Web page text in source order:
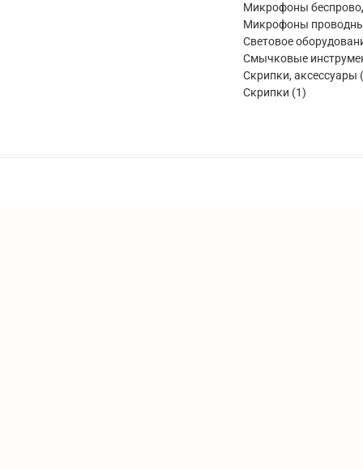
Микрофоны
Микрофоны
Световое
Смычковые
Скрипки, аксессуары
Скрипки
11